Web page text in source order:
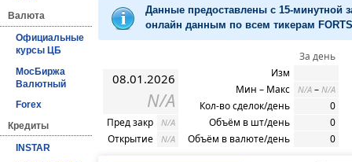
Валюта
Официальные
курсы ЦБ
МосБиржа
Валютный
Forex
Кредиты
INSTAR
Данные предоставлены с 15-минутной
онлайн данным по всем тикерам
08.01.2026
N/A
Пред закр N/A
Открытие N/A
За день
Изм
Мин – Макс
N/A – N/A
Кол-во сделок/день
0
Объём в шт/день
0
Объём в валюте/день
0